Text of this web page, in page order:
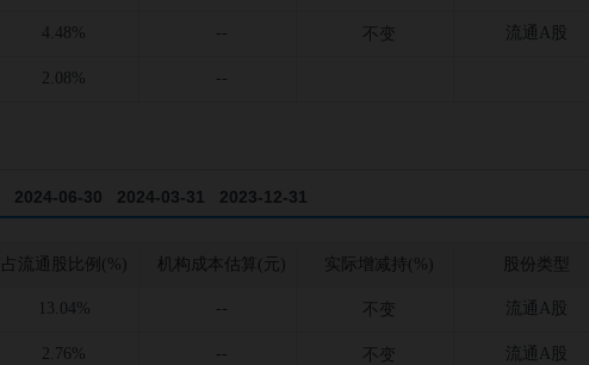
4.48% -- 不变 流通A股
2.08% --
2024-06-30 2024-03-31
2023-12-31
占流通股比例(%) 机构成本估算(元) 实际增减持(%) 股份类型
13.04% -- 不变 流通A股
2.76% -- 不变 流通A股